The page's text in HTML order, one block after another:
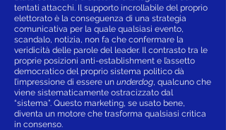
tentati attacchi. Il supporto incrollabile del proprio
elettorato è la conseguenza di una strategia
comunicativa per la quale qualsiasi evento,
scandalo, notizia, non fa che confermare la
veridicità delle parole del leader. Il contrasto tra le
proprie posizioni anti-establishment e l’assetto
democratico del proprio sistema politico dà
l’impressione di essere un underdog, qualcuno che
viene sistematicamente ostracizzato dal
“sistema”. Questo marketing, se usato bene,
diventa un motore che trasforma qualsiasi critica
in consenso.